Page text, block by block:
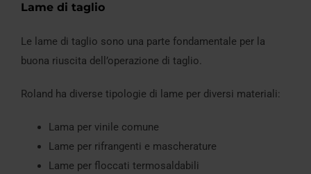
Lame di taglio
Le lame di taglio sono una parte fondamentale per la
buona riuscita dell’operazione di taglio.
Roland ha diverse tipologie di lame per diversi materiali:
Lama per vinile comune
Lame per rifrangenti e mascherature
Lame per floccati termosaldabili